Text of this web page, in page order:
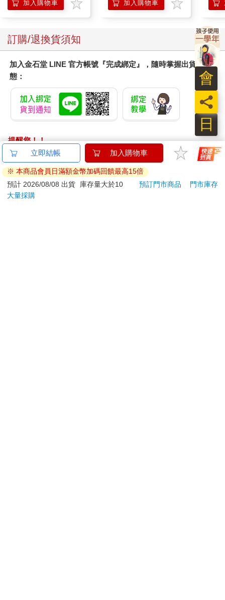
不會一字不漏地把工作內容或對話等「照樣」寫下來。
部的事情。如果叫他們邊閱讀邊筆記，紀錄甚至會厚得和一本書
沒兩樣。另外，若叫他們讀二十頁左右時記錄一下，他們記錄這
二十頁所耗費的時間，和閱讀時間差不多。光聽我這麼說，就覺
得喘不過氣吧。這無非是讓人放棄記錄的捷徑。
邊上課邊記錄也是大同小異。儘管你悉數記下老師所說，依舊記
不住課堂的內容，實在冤枉。
線上課程亦然。各位應該都有過暫停影片、認真抄筆記、繼續播
放，或者錯過某些段落時，倒帶重看的經驗吧？如果一直執著於
更何況，你之後會複習筆記嗎？我想不會吧。即使真的想複習，
筆記內容這麼多，什麼時候才看得完？哪怕是看完了，想不起老
師在課堂上說過的話，依舊是徒勞無功。人對於語言的理解遠比
文字更強，可惜老是本末倒置。
為什麼該寫摘要
加入購物車 加入購物車
訂購/退換貨須知
加入金石堂 LINE 官方帳號『完成綁定』，隨時掌握出貨動
態：
提醒您！！
金石堂及銀行均不會請您操作ATM! 如接獲電話要求您前往
ATM提款機，請不要聽從指示，以免受騙上當！
退換貨須知：
**提醒您，鑑賞期不等於試用期，退回商品須為全新狀態**
日
員
會